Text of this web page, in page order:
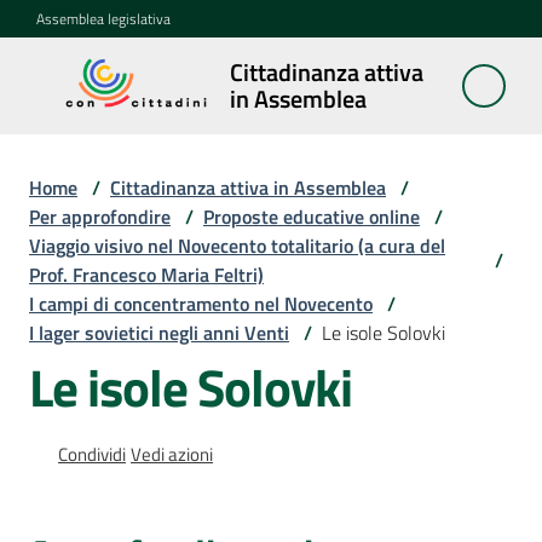
Vai al contenuto
Vai alla navigazione
Vai al footer
Assemblea legislativa
Cittadinanza attiva
in Assemblea
Cittadinanza
attiva in
Concittadini
Porte
aperte
in
Assemblea
Mostre
Home / Cittadinanza attiva in Assemblea /
Per approfondire / Proposte educative online /
Viaggio visivo nel Novecento totalitario (a cura del
Prof. Francesco Maria Feltri)
/
I campi di concentramento nel Novecento /
I lager sovietici negli anni Venti / Le isole Solovki
Le isole Solovki
CondividiVedi azioni